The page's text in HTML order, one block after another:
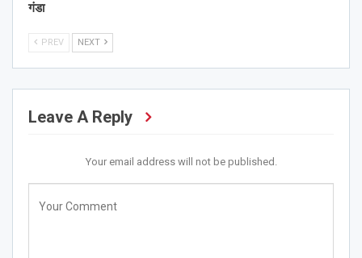
गंडा
PREV NEXT
Leave A Reply
Your email address will not be published.